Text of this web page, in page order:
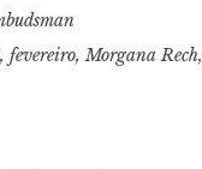
, fevereiro,Morgana Rech,